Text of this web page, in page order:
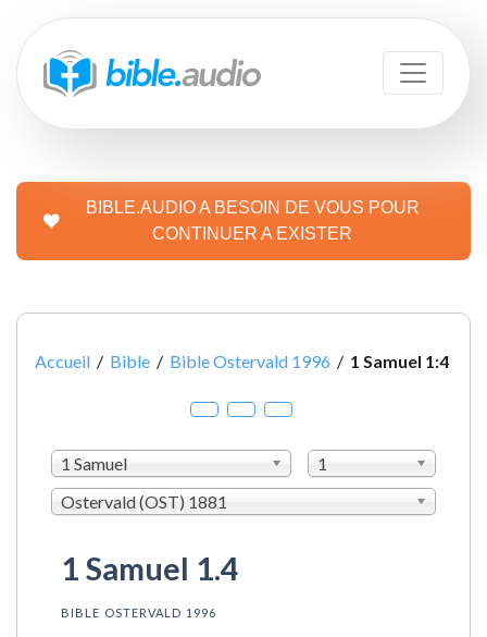
BIBLE.AUDIO A BESOIN DE VOUS POUR
CONTINUER A EXISTER
Accueil / Bible / Bible Ostervald 1996 / 1 Samuel 1:4
1 Samuel
1
Ostervald (OST) 1881
1 Samuel 1.4
BIBLE OSTERVALD 1996